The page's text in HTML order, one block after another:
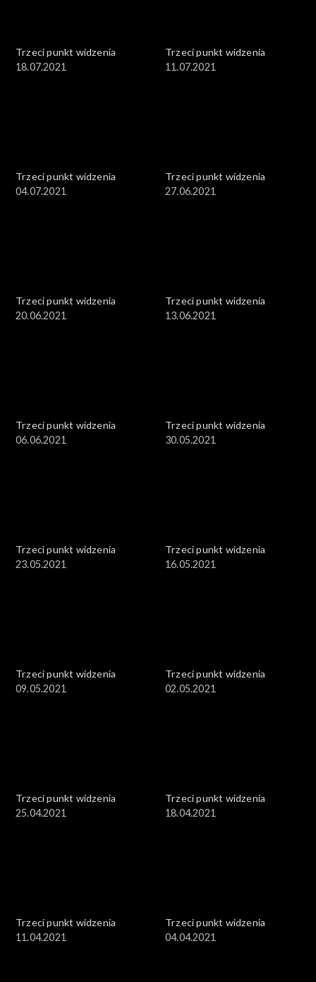
Trzeci punkt widzenia
18.07.2021
Trzeci punkt widzenia
11.07.2021
Trzeci punkt widzenia
04.07.2021
Trzeci punkt widzenia
27.06.2021
Trzeci punkt widzenia
20.06.2021
Trzeci punkt widzenia
13.06.2021
Trzeci punkt widzenia
06.06.2021
Trzeci punkt widzenia
30.05.2021
Trzeci punkt widzenia
23.05.2021
Trzeci punkt widzenia
16.05.2021
Trzeci punkt widzenia
09.05.2021
Trzeci punkt widzenia
02.05.2021
Trzeci punkt widzenia
25.04.2021
Trzeci punkt widzenia
18.04.2021
Trzeci punkt widzenia
11.04.2021
Trzeci punkt widzenia
04.04.2021